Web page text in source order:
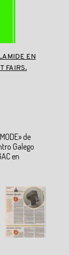
EN
FAIRS.
de
Galego
en